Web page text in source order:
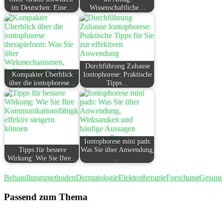
im Deutschen: Eine…
Wissenschaftliche…
Kompakter Überblick
über die iontophorese…
Durchführung Zuhause
Iontophorese: Praktische
Tipps…
Tipps für bessere
Wirkung: Wie Sie Ihre…
Iontophorese mini pads:
Was Sie über Anwendung,
BehandlungsmethodenDermatologieElektrotherapieForschung
Passend zum Thema